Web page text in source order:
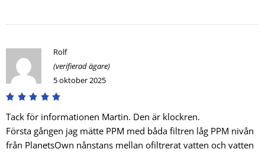
Rolf
(verifierad ägare)
5 oktober 2025
Tack för informationen Martin. Den är klockren.
Första gången jag mätte PPM med båda filtren låg PPM nivån
från PlanetsOwn nånstans mellan ofiltrerat vatten och vatten